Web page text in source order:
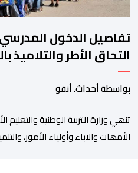
التحاق الأطر
بواسطة أحداث. أنفو
تنھي وزارة التربیة الوطنیة
الأمھات والآباء وأولیاء الأمور،